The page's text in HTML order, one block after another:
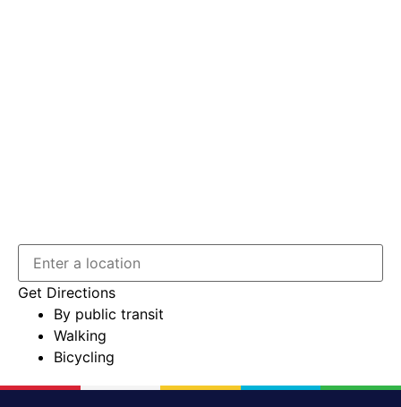
Get Directions
By public transit
Walking
Bicycling